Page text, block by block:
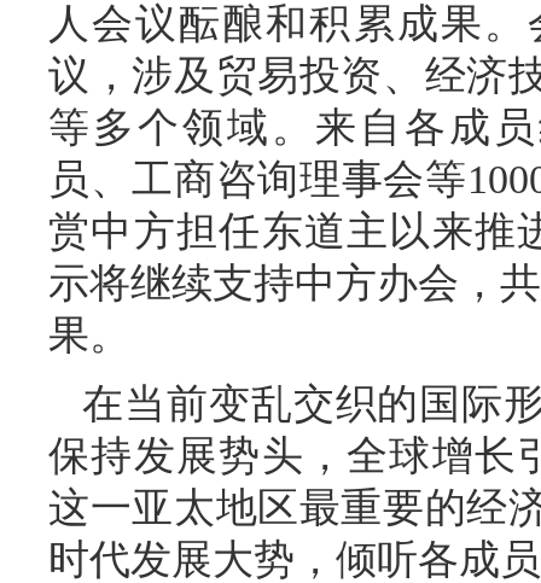
人会议酝酿和积累成果
议，涉及贸易投资、经济
等多个领域。来自各成
员、工商咨询理事会等
赏中方担任东道主以来推
示将继续支持中方办会，
果。
在当前变乱交织的国际
保持发展势头，全球增长
这一亚太地区最重要的经
时代发展大势，倾听各成